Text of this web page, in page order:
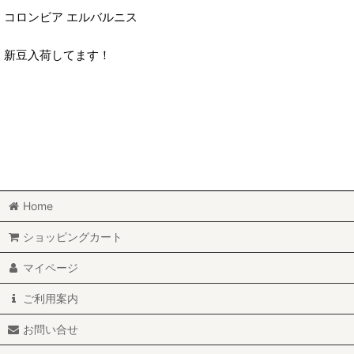
コロンビア エルバルニス
新豆入荷してます！
Home
ショッピングカート
マイページ
ご利用案内
お問い合せ